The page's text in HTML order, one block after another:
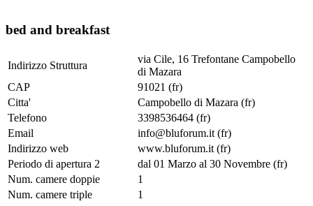
bed and breakfast
Indirizzo Struttura
via Cile, 16 Trefontane Campobello
di Mazara
CAP
91021 (fr)
Citta'
Campobello di Mazara (fr)
Telefono
3398536464 (fr)
Email
info@bluforum.it (fr)
Indirizzo web
www.bluforum.it (fr)
Periodo di apertura 2
dal 01 Marzo al 30 Novembre (fr)
Num. camere doppie
1
Num. camere triple
1